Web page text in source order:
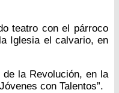
teatro con el párroco
Iglesia el calvario, en
de la Revolución, en la
con Talentos”.